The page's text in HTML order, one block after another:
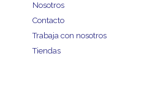
Nosotros
Contacto
Trabaja con nosotros
Tiendas